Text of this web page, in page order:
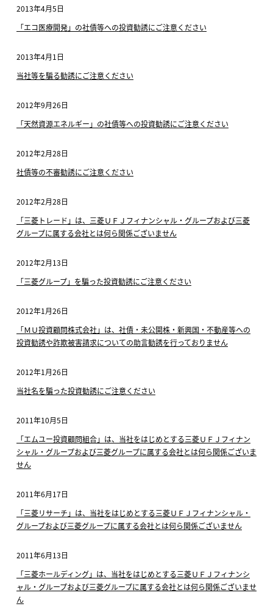
2013年4月5日
「エコ医療開発」の社債等への投資勧誘にご注意ください
2013年4月1日
当社等を騙る勧誘にご注意ください
2012年9月26日
「天然資源エネルギー」の社債等への投資勧誘にご注意ください
2012年2月28日
社債等の不審勧誘にご注意ください
2012年2月28日
「三菱トレード」は、三菱ＵＦＪフィナンシャル・グループおよび三菱
グループに属する会社とは何ら関係ございません
2012年2月13日
「三菱グループ」を騙った投資勧誘にご注意ください
2012年1月26日
「ＭＵ投資顧問株式会社」は、社債・未公開株・新興国・不動産等への
投資勧誘や詐欺被害請求についての助言勧誘を行っておりません
2012年1月26日
当社名を騙った投資勧誘にご注意ください
2011年10月5日
「エムユー投資顧問組合」は、当社をはじめとする三菱ＵＦＪフィナン
シャル・グループおよび三菱グループに属する会社とは何ら関係ございま
せん
2011年6月17日
「三菱リサーチ」は、当社をはじめとする三菱ＵＦＪフィナンシャル・
グループおよび三菱グループに属する会社とは何ら関係ございません
2011年6月13日
「三菱ホールディング」は、当社をはじめとする三菱ＵＦＪフィナンシ
ャル・グループおよび三菱グループに属する会社とは何ら関係ございませ
ん